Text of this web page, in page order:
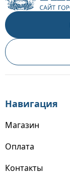
Навигация
Магазин
Оплата
Контакты